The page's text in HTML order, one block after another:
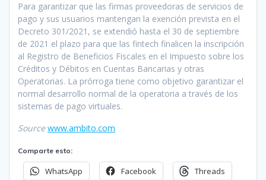
Para garantizar que las firmas proveedoras de servicios de
pago y sus usuarios mantengan la exención prevista en el
Decreto 301/2021, se extendió hasta el 30 de septiembre
de 2021 el plazo para que las fintech finalicen la inscripción
al Registro de Beneficios Fiscales en el Impuesto sobre los
Créditos y Débitos en Cuentas Bancarias y otras
Operatorias. La prórroga tiene como objetivo garantizar el
normal desarrollo normal de la operatoria a través de los
sistemas de pago virtuales.
Source www.ambito.com
Comparte esto:
WhatsApp Facebook Threads